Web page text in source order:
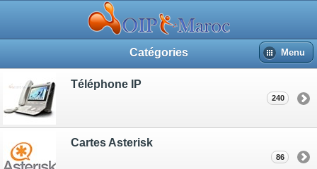
Catégories Menu
Téléphone IP
240
Cartes Asterisk
86